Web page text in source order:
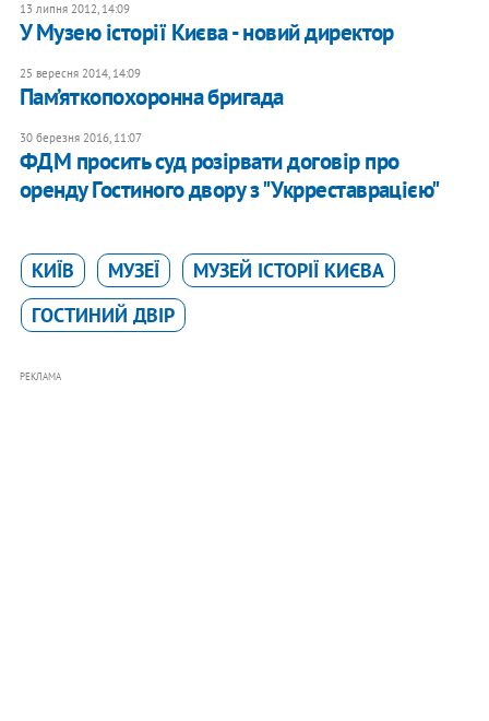
13 липня 2012, 14:09
У Музею історії Києва - новий директор
25 вересня 2014, 14:09
Пам’яткопохоронна бригада
30 березня 2016, 11:07
ФДМ просить суд розірвати договір про
оренду Гостиного двору з "Укрреставрацією"
КИЇВ МУЗЕЇ
МУЗЕЙ ІСТОРІЇ КИЄВА
ГОСТИНИЙ ДВІР
РЕКЛАМА